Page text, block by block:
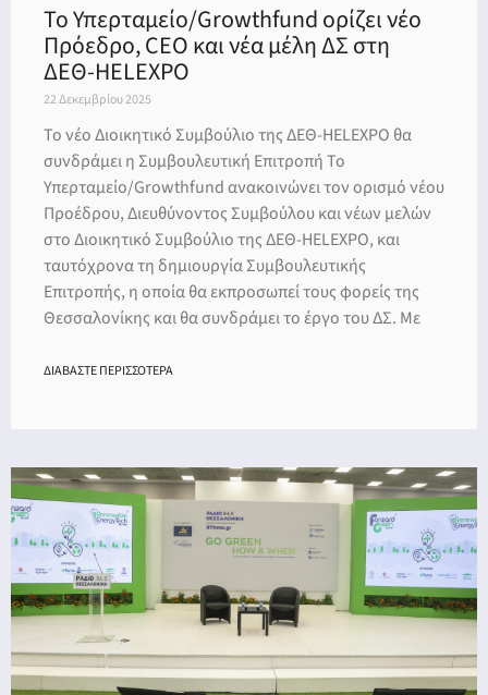
Το Υπερταμείο/Growthfund ορίζει νέο
Πρόεδρο, CEO και νέα μέλη ΔΣ στη
ΔΕΘ-HELEXPO
22 Δεκεμβρίου 2025
Το νέο Διοικητικό Συμβούλιο της ΔΕΘ-HELEXPO θα
συνδράμει η Συμβουλευτική Επιτροπή Το
Υπερταμείο/Growthfund ανακοινώνει τον ορισμό νέου
Προέδρου, Διευθύνοντος Συμβούλου και νέων μελών
στο Διοικητικό Συμβούλιο της ΔΕΘ-HELEXPO, και
ταυτόχρονα τη δημιουργία Συμβουλευτικής
Επιτροπής, η οποία θα εκπροσωπεί τους φορείς της
Θεσσαλονίκης και θα συνδράμει το έργο του ΔΣ. Με
ΔΙΑΒΑΣΤΕ ΠΕΡΙΣΣΟΤΕΡΑ